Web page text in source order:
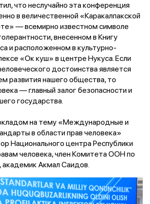
что неслучайно эта конференция
в величественной «Каракалпакской
— всемирно известном символе
внесенном в Книгу
и расположенном в культурно-
«Ок куш» в центре Нукуса. Если
достоинства является
развития нашего общества, то
— главный залог безопасности и
государства.
на тему «Международные и
в области прав человека»
Национального центра Республики
человека, член Комитета ООН по
академик Акмал Саидов.